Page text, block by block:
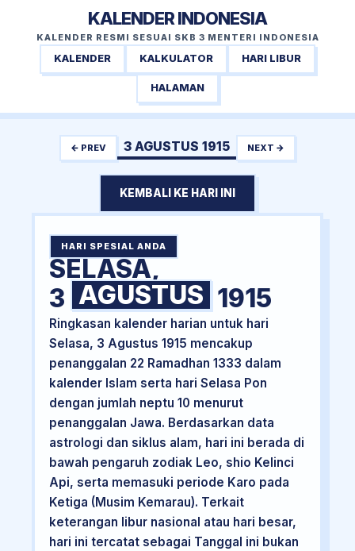
KALENDER INDONESIA
KALENDER RESMI SESUAI SKB 3 MENTERI INDONESIA
KALENDER KALKULATOR HARI LIBUR
HALAMAN
← PREV 3 AGUSTUS 1915 NEXT →
KEMBALI KE HARI INI
HARI SPESIAL ANDA
SELASA,
3 AGUSTUS 1915
Ringkasan kalender harian untuk hari
Selasa, 3 Agustus 1915 mencakup
penanggalan 22 Ramadhan 1333 dalam
kalender Islam serta hari Selasa Pon
dengan jumlah neptu 10 menurut
penanggalan Jawa. Berdasarkan data
astrologi dan siklus alam, hari ini berada di
bawah pengaruh zodiak Leo, shio Kelinci
Api, serta memasuki periode Karo pada
Ketiga (Musim Kemarau). Terkait
keterangan libur nasional atau hari besar,
hari ini tercatat sebagai Tanggal ini bukan